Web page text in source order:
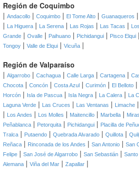
Región de Coquimbo
| Andacollo | Coquimbo | El Tome Alto | Guanaqueros |
| La Higuera | La Serena | Las Rojas | Las Tacas |
Grande | Ovalle | Paihuano | Pichidangui | Pisco Elqui |
Tongoy | Valle de Elqui | Vicuña |
Región de Valparaíso
| Algarrobo | Cachagua | Calle Larga | Cartagena |
Chocota | Concón | Costa Azul | Curimón | El Belloto |
Horcón | Isla de Pascua | Isla Negra | La Calera | La
Laguna Verde | Las Cruces | Las Ventanas | Limache |
| Los Andes | Los Molles | Maitencillo | Marbella |
Peñablanca | Petorquita | Pichidangui | Placilla de
Tralca | Putaendo | Quebrada Alvarado | Quillota |
Reñaca | Rinconada de los Andes | San Antonio | San
Felipe | San José de Algarrobo | San Sebastián |
Alemana | Viña del Mar | Zapallar |